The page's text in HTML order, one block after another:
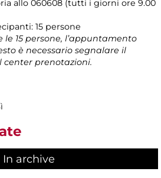
allo 060608 (tutti i giorni ore 9.00
15 persone
15 persone, l’appuntamento
è necessario segnalare il
center prenotazioni.
In archive